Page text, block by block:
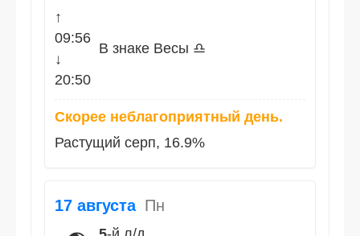
↑
09:56
↓
20:50
В знаке Весы ♎
Скорее неблагоприятный день.
Растущий серп, 16.9%
17 августа Пн